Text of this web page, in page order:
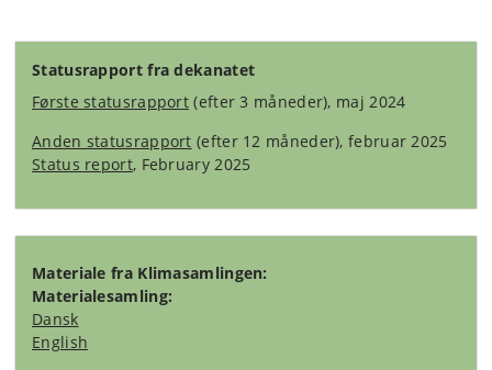
Statusrapport fra dekanatet
Første statusrapport (efter 3 måneder), maj 2024
Anden statusrapport (efter 12 måneder), februar 2025
Status report, February 2025
Materiale fra Klimasamlingen:
Materialesamling:
Dansk
English